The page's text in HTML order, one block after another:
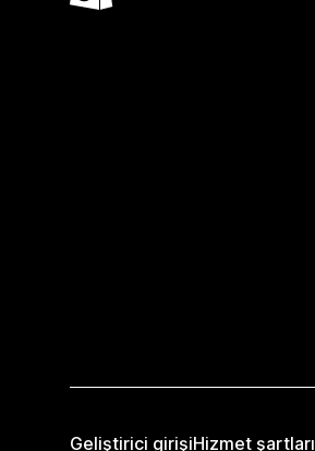
Geliştirici girişiHizmet şartları